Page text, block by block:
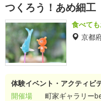
つくろう！あめ細工
食べて
京都
体験イベント・アクティビ
開催場
町家ギャラリー